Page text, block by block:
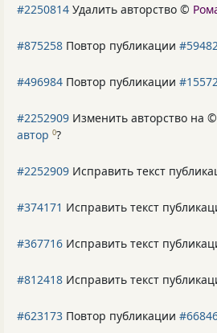
#2250814 Удалить авторство ©
#875258 Повтор публикации
#496984 Повтор публикации
#2252909 Изменить авторство на ©
автор 0?
#2252909 Исправить текст
#374171 Исправить текст
#367716 Исправить текст
#812418 Исправить текст
#623173 Повтор публикации